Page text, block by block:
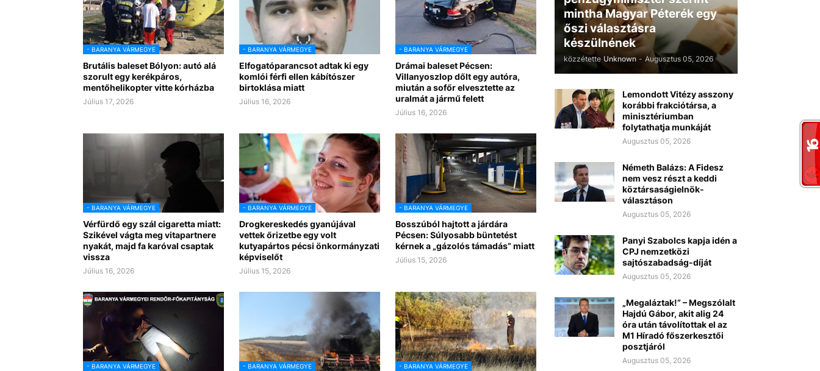
- BARANYA VÁRMEGYE
Brutális baleset Bólyon: autó alá
szorult egy kerékpáros,
mentőhelikopter vitte kórházba
Július 17, 2026
- BARANYA VÁRMEGYE
Elfogatóparancsot adtak ki egy
komlói férfi ellen kábítószer
birtoklása miatt
Július 16, 2026
- BARANYA VÁRMEGYE
Drámai baleset Pécsen:
Villanyoszlop dőlt egy autóra,
miután a sofőr elvesztette az
uralmát a jármű felett
Július 16, 2026
- BARANYA VÁRMEGYE
Vérfürdő egy szál cigaretta miatt:
Szikével vágta meg vitapartnere
nyakát, majd fa karóval csaptak
vissza
Július 16, 2026
- BARANYA VÁRMEGYE
Drogkereskedés gyanújával
vettek őrizetbe egy volt
kutyapártos pécsi önkormányzati
képviselőt
Július 15, 2026
- BARANYA VÁRMEGYE
Bosszúból hajtott a járdára
Pécsen: Súlyosabb büntetést
kérnek a „gázolós támadás” miatt
Július 15, 2026
- BARANYA VÁRMEGYE - BARANYA VÁRMEGYE - BARANYA VÁRMEGYE
mintha Magyar Péterék egy
őszi választásra
készülnének
közzétette Unknown - Augusztus 05, 2026
Lemondott Vitézy asszony
korábbi frakciótársa, a
minisztériumban
folytathatja munkáját
Augusztus 05, 2026
Németh Balázs: A Fidesz
nem vesz részt a keddi
köztársaságielnök-
választáson
Augusztus 05, 2026
Panyi Szabolcs kapja idén a
CPJ nemzetközi
sajtószabadság-díját
Augusztus 05, 2026
„Megaláztak!” – Megszólalt
Hajdú Gábor, akit alig 24
óra után távolítottak el az
M1 Híradó főszerkesztői
posztjáról
Augusztus 05, 2026